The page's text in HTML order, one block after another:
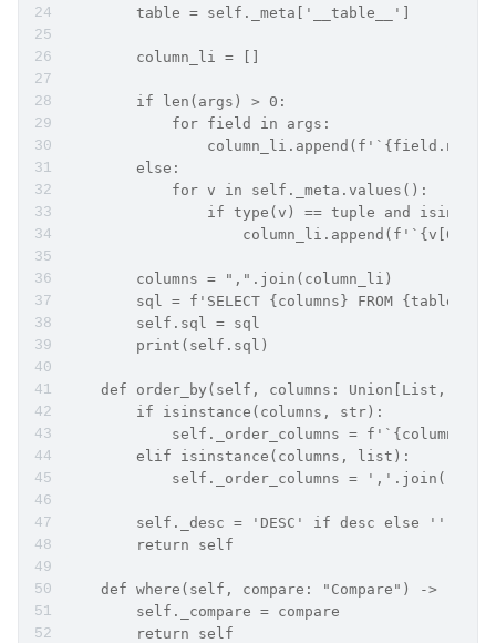
        table = self._meta['__table__']
        column_li = []
        if len(args) > 0:
            for field in args:
        else:
            for v in self._meta.values():
if type(v) == tuple and
        columns = ",".join(column_li)
sql = f'SELECT {columns} FROM {table}
        self.sql = sql
        print(self.sql)
def order_by(self, columns: Union[List,
        if isinstance(columns, str):
            self._order_columns = f'`{columns}`'
        elif isinstance(columns, list):
self._order_columns =
        self._desc = 'DESC' if desc else ''
        return self
def where(self, compare: "Compare") ->
        self._compare = compare
        return self